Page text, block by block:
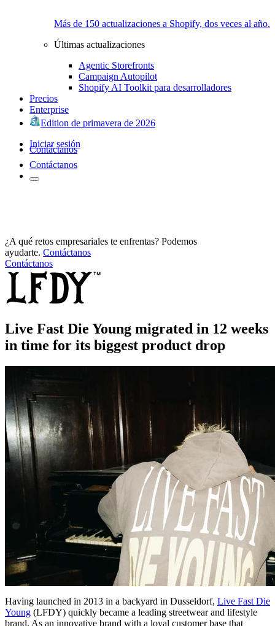
Más de 150 actualizaciones a Shopify, dos veces al año.
Últimas actualizaciones
Agentic Storefronts
Campaign Autopilot
Shopify AI Toolkit para desarrolladores
Precios
Enterprise
Edition de primavera de 2026
Iniciar sesión
Contáctanos
Contáctanos
¿A qué retos empresariales te enfrentas? Podemos
ayudarte. Contáctanos
Contáctanos
Live Fast Die Young migrated in 12 weeks
in time for its biggest product drop
Having launched in 2013 in a backyard in Dusseldorf, Live Fast Die
Young (LFDY) quickly became a leading streetwear and lifestyle
brand. As an innovative brand with a loyal customer base that